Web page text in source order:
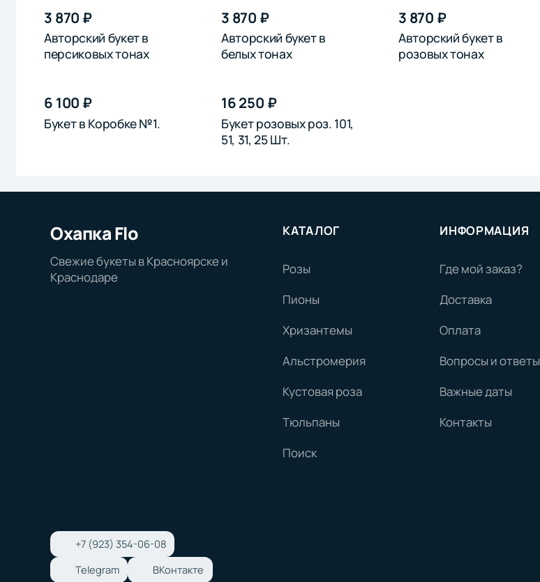
3 870 ₽
Авторский букет в
персиковых тонах
3 870 ₽
Авторский букет в
белых тонах
3 870 ₽
Авторский букет в
розовых тонах
6 100 ₽
Букет в Коробке №1.
16 250 ₽
Букет розовых роз. 101,
51, 31, 25 Шт.
Охапка Flo
Свежие букеты в Красноярске и
Краснодаре
КАТАЛОГ
Розы
Пионы
Хризантемы
Альстромерия
Кустовая роза
Тюльпаны
Поиск
ИНФОРМАЦИЯ
Где мой заказ?
Доставка
Оплата
Вопросы и ответы
Важные даты
Контакты
+7 (923) 354-06-08
Telegram
ВКонтакте